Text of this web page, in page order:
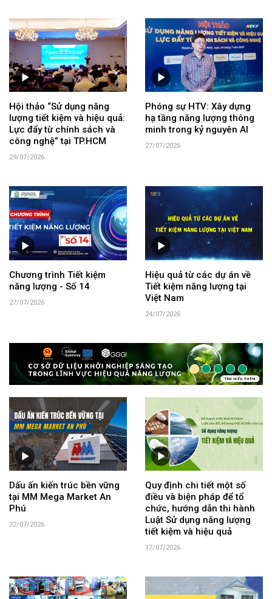
Hội thảo “Sử dụng năng
lượng tiết kiệm và hiệu quả:
Lực đẩy từ chính sách và
công nghệ” tại TP.HCM
29/07/2026
Phóng sự HTV: Xây dựng
hạ tầng năng lượng thông
minh trong kỷ nguyên AI
27/07/2026
Chương trình Tiết kiệm
năng lượng - Số 14
27/07/2026
Hiệu quả từ các dự án về
Tiết kiệm năng lượng tại
Việt Nam
24/07/2026
Dấu ấn kiến trúc bền vững
tại MM Mega Market An
Phú
22/07/2026
Quy định chi tiết một số
điều và biện pháp để tổ
chức, hướng dẫn thi hành
Luật Sử dụng năng lượng
tiết kiệm và hiệu quả
17/07/2026